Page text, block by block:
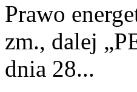
Prawo
zm., dalej
dnia 28...